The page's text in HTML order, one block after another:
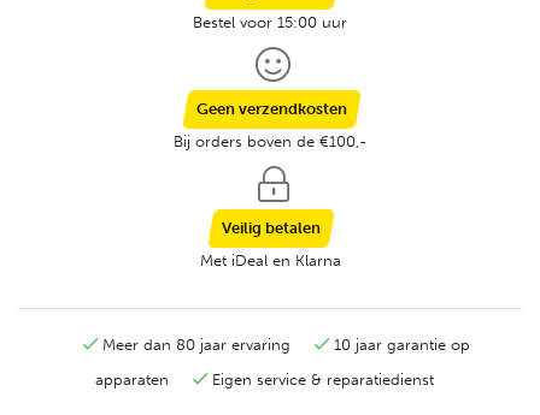
Bestel voor 15:00 uur
Geen verzendkosten
Bij orders boven de €100,-
Veilig betalen
Met iDeal en Klarna
Meer dan 80 jaar ervaring
10 jaar garantie op
apparaten
Eigen service & reparatiedienst